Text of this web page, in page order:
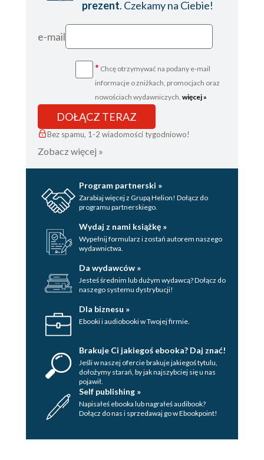
Rozdział 30
Rozdział 31
Rozdział 32
Epilog
Wydawca
prezent. Czekamy na Ciebie!
e-mail
* Chcę otrzymywać na podany e-mail
informacje o zniżkach, promocjach oraz
nowościach wydawniczych. więcej »
DOŁĄCZ TERAZ
Bez spamu, 1-2 wiadomości tygodniowo!
Zobacz więcej »
Program partnerski »
Zarabiaj więcej z Grupą Helion! Dołącz do
programu partnerskiego.
Wydaj z nami książkę »
Wypełnij formularz i zostań autorem naszego
wydawnictwa.
Da wydawców »
Jesteś średnim lub dużym wydawcą? Dołącz do
naszego systemu dystrybucji!
Dla biznesu »
Ebooki i audiobooki w Twojej firmie.
Brakuje Ci jakiegoś ebooka? Daj znać!
Jeśli w naszej ofercie brakuje jakiegoś tytulu,
dołożymy starań, by jak najszybciej się u nas
pojawił.
Self publishing »
Napisałeś ebooka lub nagrałeś audibook?
Dołącz do nas i sprzedawaj go w Ebookpoint!